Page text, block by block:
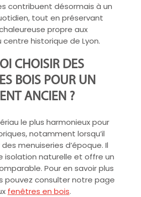
contribuent désormais à un
tout en préservant
propre aux
historique de Lyon.
CHOISIR DES
BOIS POUR UN
ANCIEN ?
le plus harmonieux pour
notamment lorsqu’il
menuiseries d’époque. Il
isolation naturelle et offre un
Pour en savoir plus
pouvez consulter notre page
fenêtres en bois.